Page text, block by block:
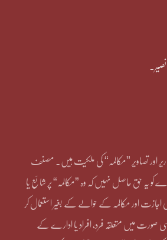
اور تصاویر ”مکالمہ“ کی ملکیت ہیں۔ مصنف
کو یہ حق حاصل نہیں کہ وہ ”مکالمہ“ پر شائع یا
اجازت اور مکالمہ کے حوالے کے بغیر استعمال کر
صورت میں متعلقہ فرد، افراد یا ادارے کے